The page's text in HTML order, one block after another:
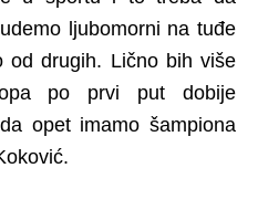
ljubomorni na tuđe
od drugih. Lično bih više
po prvi put dobije
opet imamo šampiona